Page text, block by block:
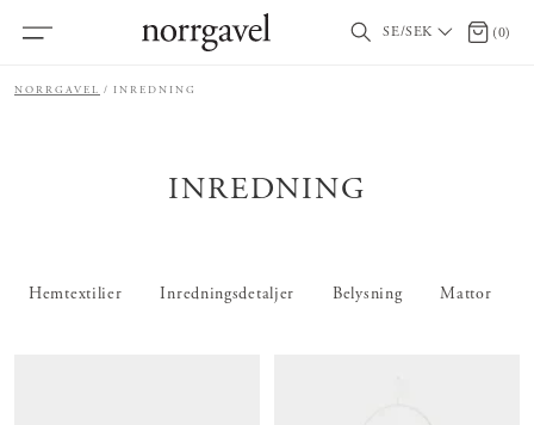
SE/SEK 0 (0)
NORRGAVEL INREDNING
INREDNING
Hemtextilier Inredningsdetaljer Belysning Mattor